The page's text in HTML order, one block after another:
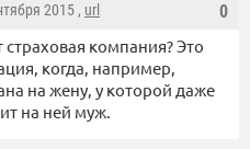
0
2015 , url
страховая компания? Это
когда, например,
на жену, у которой даже
на ней муж.